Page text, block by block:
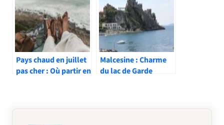
Pays chaud en juillet
pas cher : Où partir en
Malcesine : Charme
du lac de Garde